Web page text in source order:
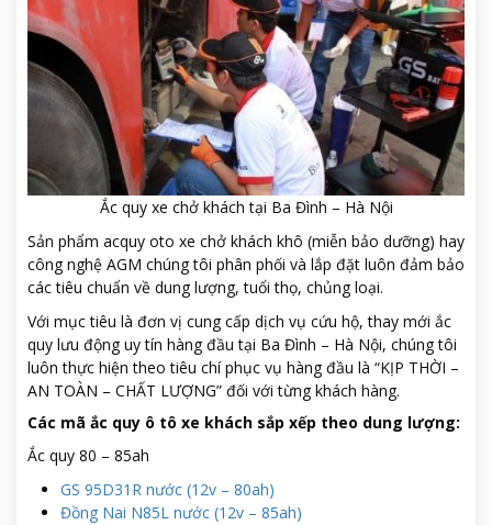
Ắc quy xe chở khách tại Ba Đình – Hà Nội
Sản phẩm acquy oto xe chở khách khô (miễn bảo dưỡng) hay
công nghệ AGM chúng tôi phân phối và lắp đặt luôn đảm bảo
các tiêu chuẩn về dung lượng, tuổi thọ, chủng loại.
Với mục tiêu là đơn vị cung cấp dịch vụ cứu hộ, thay mới ắc
quy lưu động uy tín hàng đầu tại Ba Đình – Hà Nội, chúng tôi
luôn thực hiện theo tiêu chí phục vụ hàng đầu là “KỊP THỜI –
AN TOÀN – CHẤT LƯỢNG” đối với từng khách hàng.
Các mã ắc quy ô tô xe khách sắp xếp theo dung lượng:
Ắc quy 80 – 85ah
GS 95D31R nước (12v – 80ah)
Đồng Nai N85L nước (12v – 85ah)